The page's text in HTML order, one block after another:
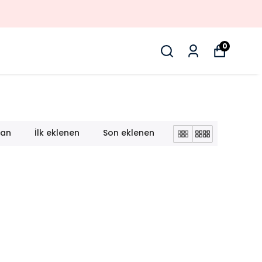
0
İlk eklenen Son eklenen